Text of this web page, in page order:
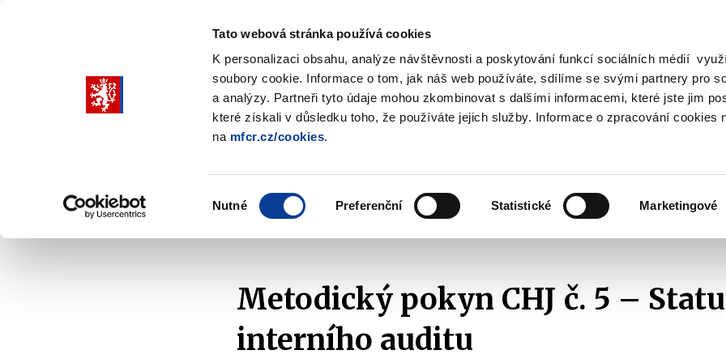
Tato webová stránka používá cookies
K personalizaci obsahu, analýze návštěvnosti a poskytování funkcí sociálních médií
soubory cookie. Informace o tom, jak náš web používáte, sdílíme se svými partnery pro
a analýzy. Partneři tyto údaje mohou zkombinovat s dalšími informacemi, které jste jim
které získali v důsledku toho, že používáte jejich služby. Informace o zpracování cookies
na mfcr.cz/cookies.
Nutné Preferenční Statistické Marketingové
Vyhledat
submenu
submenu
politika
submenu
submenu
účetnictví
Řízení a kontrola veřejných financí Metodické materiály CHJ 2018 Metodický pokyn
Metodický pokyn CHJ č. 5 –
interního auditu